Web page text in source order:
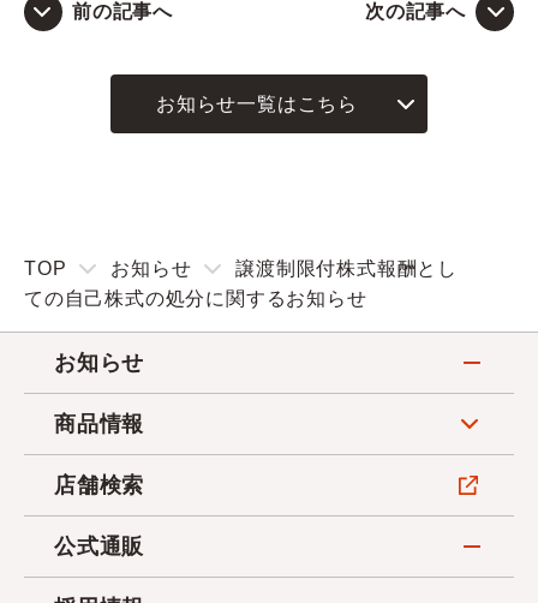
前の記事へ 次の記事へ
お知らせ一覧はこちら
TOP お知らせ
譲渡制限付株式報酬とし
ての自己株式の処分に関するお知らせ
お知らせ
商品情報
店舗検索
公式通販